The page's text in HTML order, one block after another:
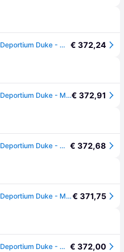
Verstelbare gewichtsbank Deportium Duke - Marron € 372,24
Verstelbare gewichtsbank Deportium Duke - Marron€ 372,91
Verstelbare gewichtsbank Deportium Duke - Marron € 372,68
Verstelbare gewichtsbank Deportium Duke - Marron€ 371,75
Verstelbare gewichtsbank Deportium Duke - Marron € 372,00